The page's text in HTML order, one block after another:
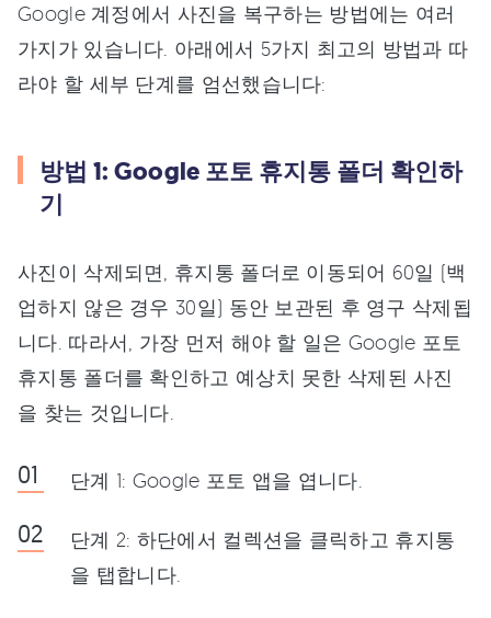
Google 계정에서 사진을 복구하는 방법에는 여러
가지가 있습니다. 아래에서 5가지 최고의 방법과 따
라야 할 세부 단계를 엄선했습니다:
방법 1: Google 포토 휴지통 폴더 확인하
기
사진이 삭제되면, 휴지통 폴더로 이동되어 60일 (백
업하지 않은 경우 30일) 동안 보관된 후 영구 삭제됩
니다. 따라서, 가장 먼저 해야 할 일은 Google 포토
휴지통 폴더를 확인하고 예상치 못한 삭제된 사진
을 찾는 것입니다.
단계 1: Google 포토 앱을 엽니다.
단계 2: 하단에서 컬렉션을 클릭하고 휴지통
을 탭합니다.